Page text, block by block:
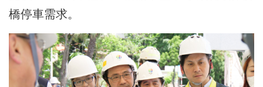
橋停車需求。